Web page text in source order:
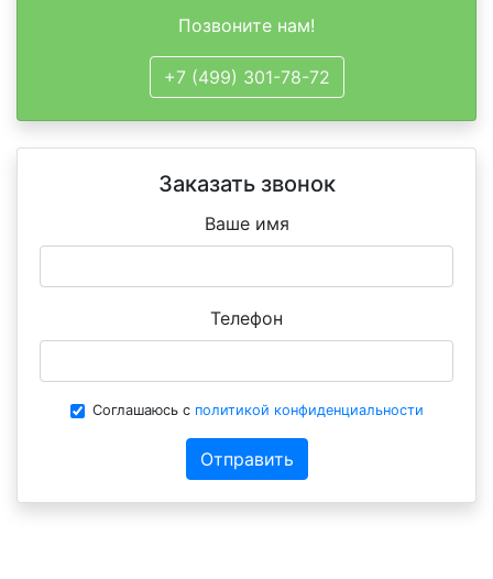
Позвоните нам!
+7 (499) 301-78-72
Заказать звонок
Ваше имя
Телефон
Соглашаюсь с политикой конфиденциальности
Отправить